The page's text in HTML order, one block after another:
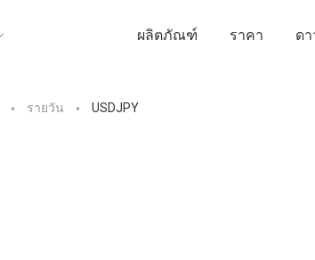
ผลิตภัณฑ์ ราคา ด
รายวัน USDJPY